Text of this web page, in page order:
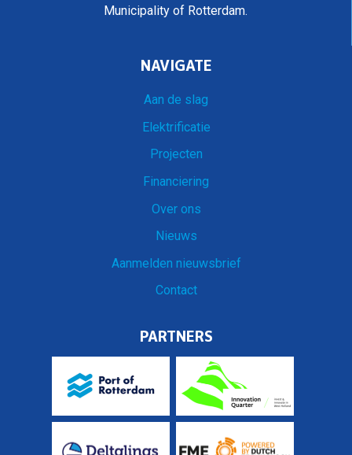
Municipality of Rotterdam.
NAVIGATE
Aan de slag
Elektrificatie
Projecten
Financiering
Over ons
Nieuws
Aanmelden nieuwsbrief
Contact
PARTNERS